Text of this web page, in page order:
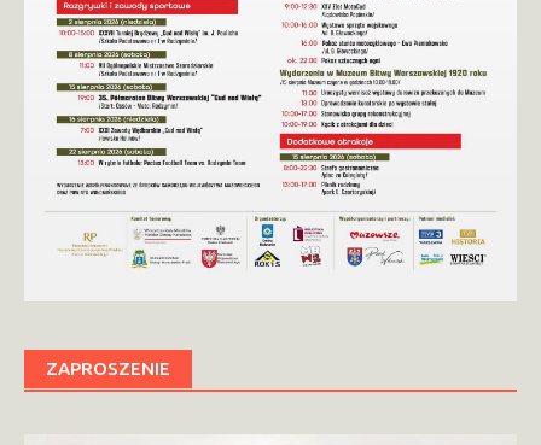
ZAPROSZENIE